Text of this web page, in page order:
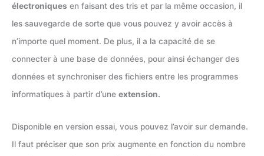
électroniques en faisant des tris et par la même occasion, il
les sauvegarde de sorte que vous pouvez y avoir accès à
n’importe quel moment. De plus, il a la capacité de se
connecter à une base de données, pour ainsi échanger des
données et synchroniser des fichiers entre les programmes
informatiques à partir d’une extension.
Disponible en version essai, vous pouvez l’avoir sur demande.
Il faut préciser que son prix augmente en fonction du nombre